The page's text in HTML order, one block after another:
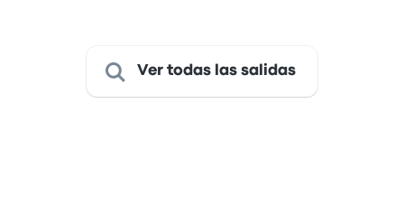
Ver todas las salidas